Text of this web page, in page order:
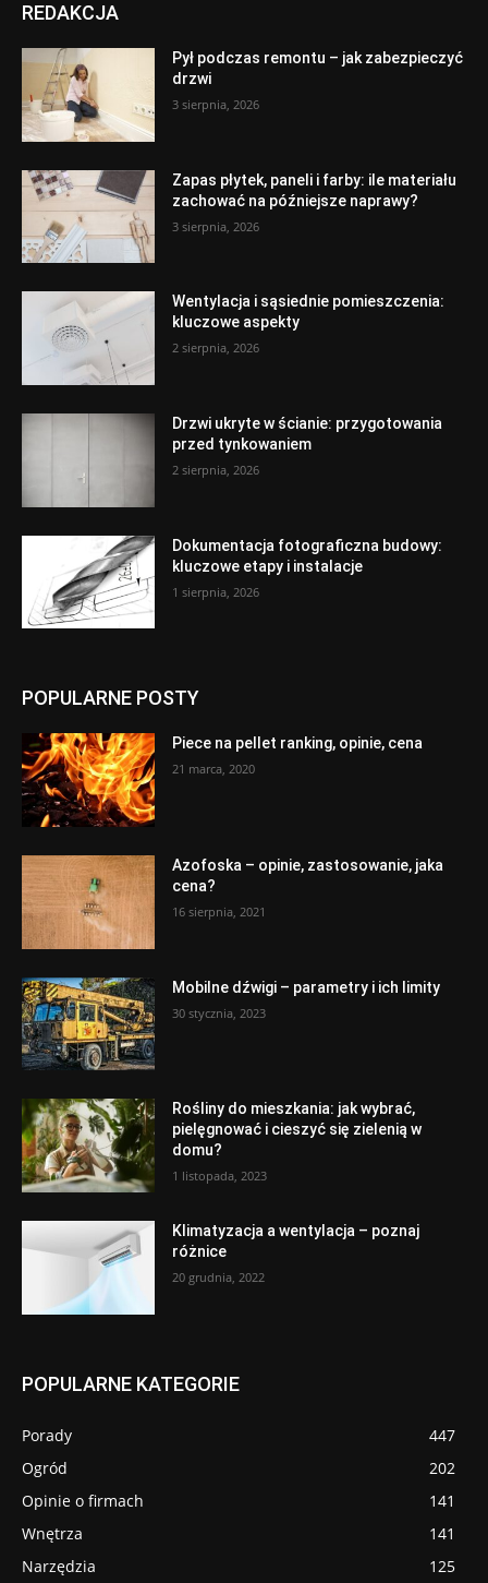
REDAKCJA
Pył podczas remontu – jak zabezpieczyć
drzwi
3 sierpnia, 2026
Zapas płytek, paneli i farby: ile materiału
zachować na późniejsze naprawy?
3 sierpnia, 2026
Wentylacja i sąsiednie pomieszczenia:
kluczowe aspekty
2 sierpnia, 2026
Drzwi ukryte w ścianie: przygotowania
przed tynkowaniem
2 sierpnia, 2026
Dokumentacja fotograficzna budowy:
kluczowe etapy i instalacje
1 sierpnia, 2026
POPULARNE POSTY
Piece na pellet ranking, opinie, cena
21 marca, 2020
Azofoska – opinie, zastosowanie, jaka
cena?
16 sierpnia, 2021
Mobilne dźwigi – parametry i ich limity
30 stycznia, 2023
Rośliny do mieszkania: jak wybrać,
pielęgnować i cieszyć się zielenią w
domu?
1 listopada, 2023
Klimatyzacja a wentylacja – poznaj
różnice
20 grudnia, 2022
POPULARNE KATEGORIE
Porady
447
Ogród
202
Opinie o firmach
141
Wnętrza
141
Narzędzia
125